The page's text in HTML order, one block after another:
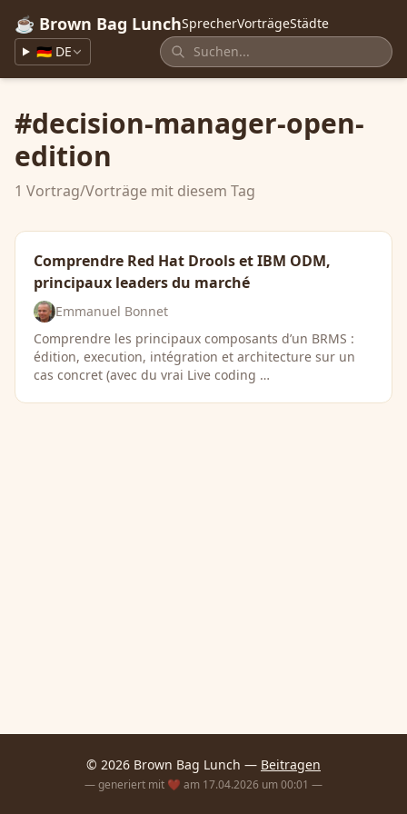
☕ Brown Bag LunchSprecherVorträgeStädte
🇩🇪 DE
#decision-manager-open-
edition
1 Vortrag/Vorträge mit diesem Tag
Comprendre Red Hat Drools et IBM ODM,
principaux leaders du marché
Emmanuel Bonnet
Comprendre les principaux composants d’un BRMS :
édition, execution, intégration et architecture sur un
cas concret (avec du vrai Live coding …
© 2026 Brown Bag Lunch — Beitragen
— generiert mit ❤️ am 17.04.2026 um 00:01 —